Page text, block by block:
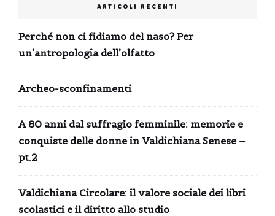
ARTICOLI RECENTI
Perché non ci fidiamo del naso? Per
un’antropologia dell’olfatto
Archeo-sconfinamenti
A 80 anni dal suffragio femminile: memorie e
conquiste delle donne in Valdichiana Senese –
pt.2
Valdichiana Circolare: il valore sociale dei libri
scolastici e il diritto allo studio